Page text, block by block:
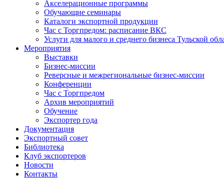
Акселерационные программы
Обучающие семинары
Каталоги экспортной продукции
Час с Торгпредом: расписание ВКС
Услуги для малого и среднего бизнеса Тульской
Мероприятия
Выставки
Бизнес-миссии
Реверсные и межрегиональные бизнес-миссии
Конференции
Час с Торгпредом
Архив мероприятий
Обучение
Экспортер года
Документация
Экспортный совет
Библиотека
Клуб экспортеров
Новости
Контакты